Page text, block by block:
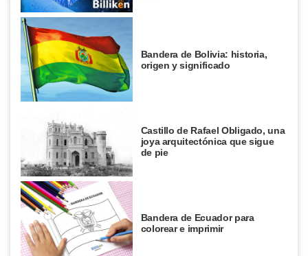
Bandera de Bolivia: historia,
origen y significado
Castillo de Rafael Obligado, una
joya arquitectónica que sigue
de pie
Bandera de Ecuador para
colorear e imprimir